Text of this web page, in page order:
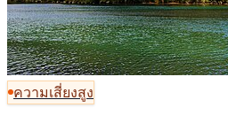
ความเสี่ยงสูง